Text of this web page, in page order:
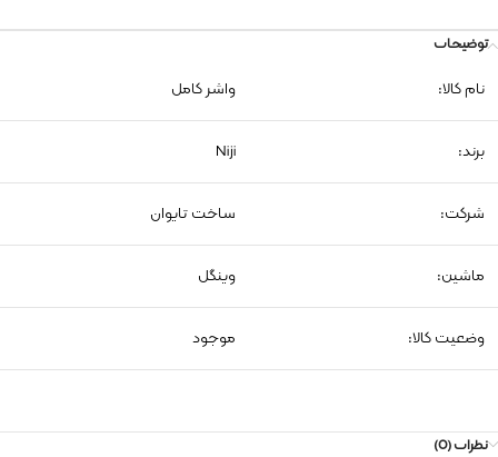
توضیحات
نام کالا: واشر کامل
برند: Niji
شرکت: ساخت تایوان
ماشین: وینگل
وضعیت کالا: موجود
نظرات (0)